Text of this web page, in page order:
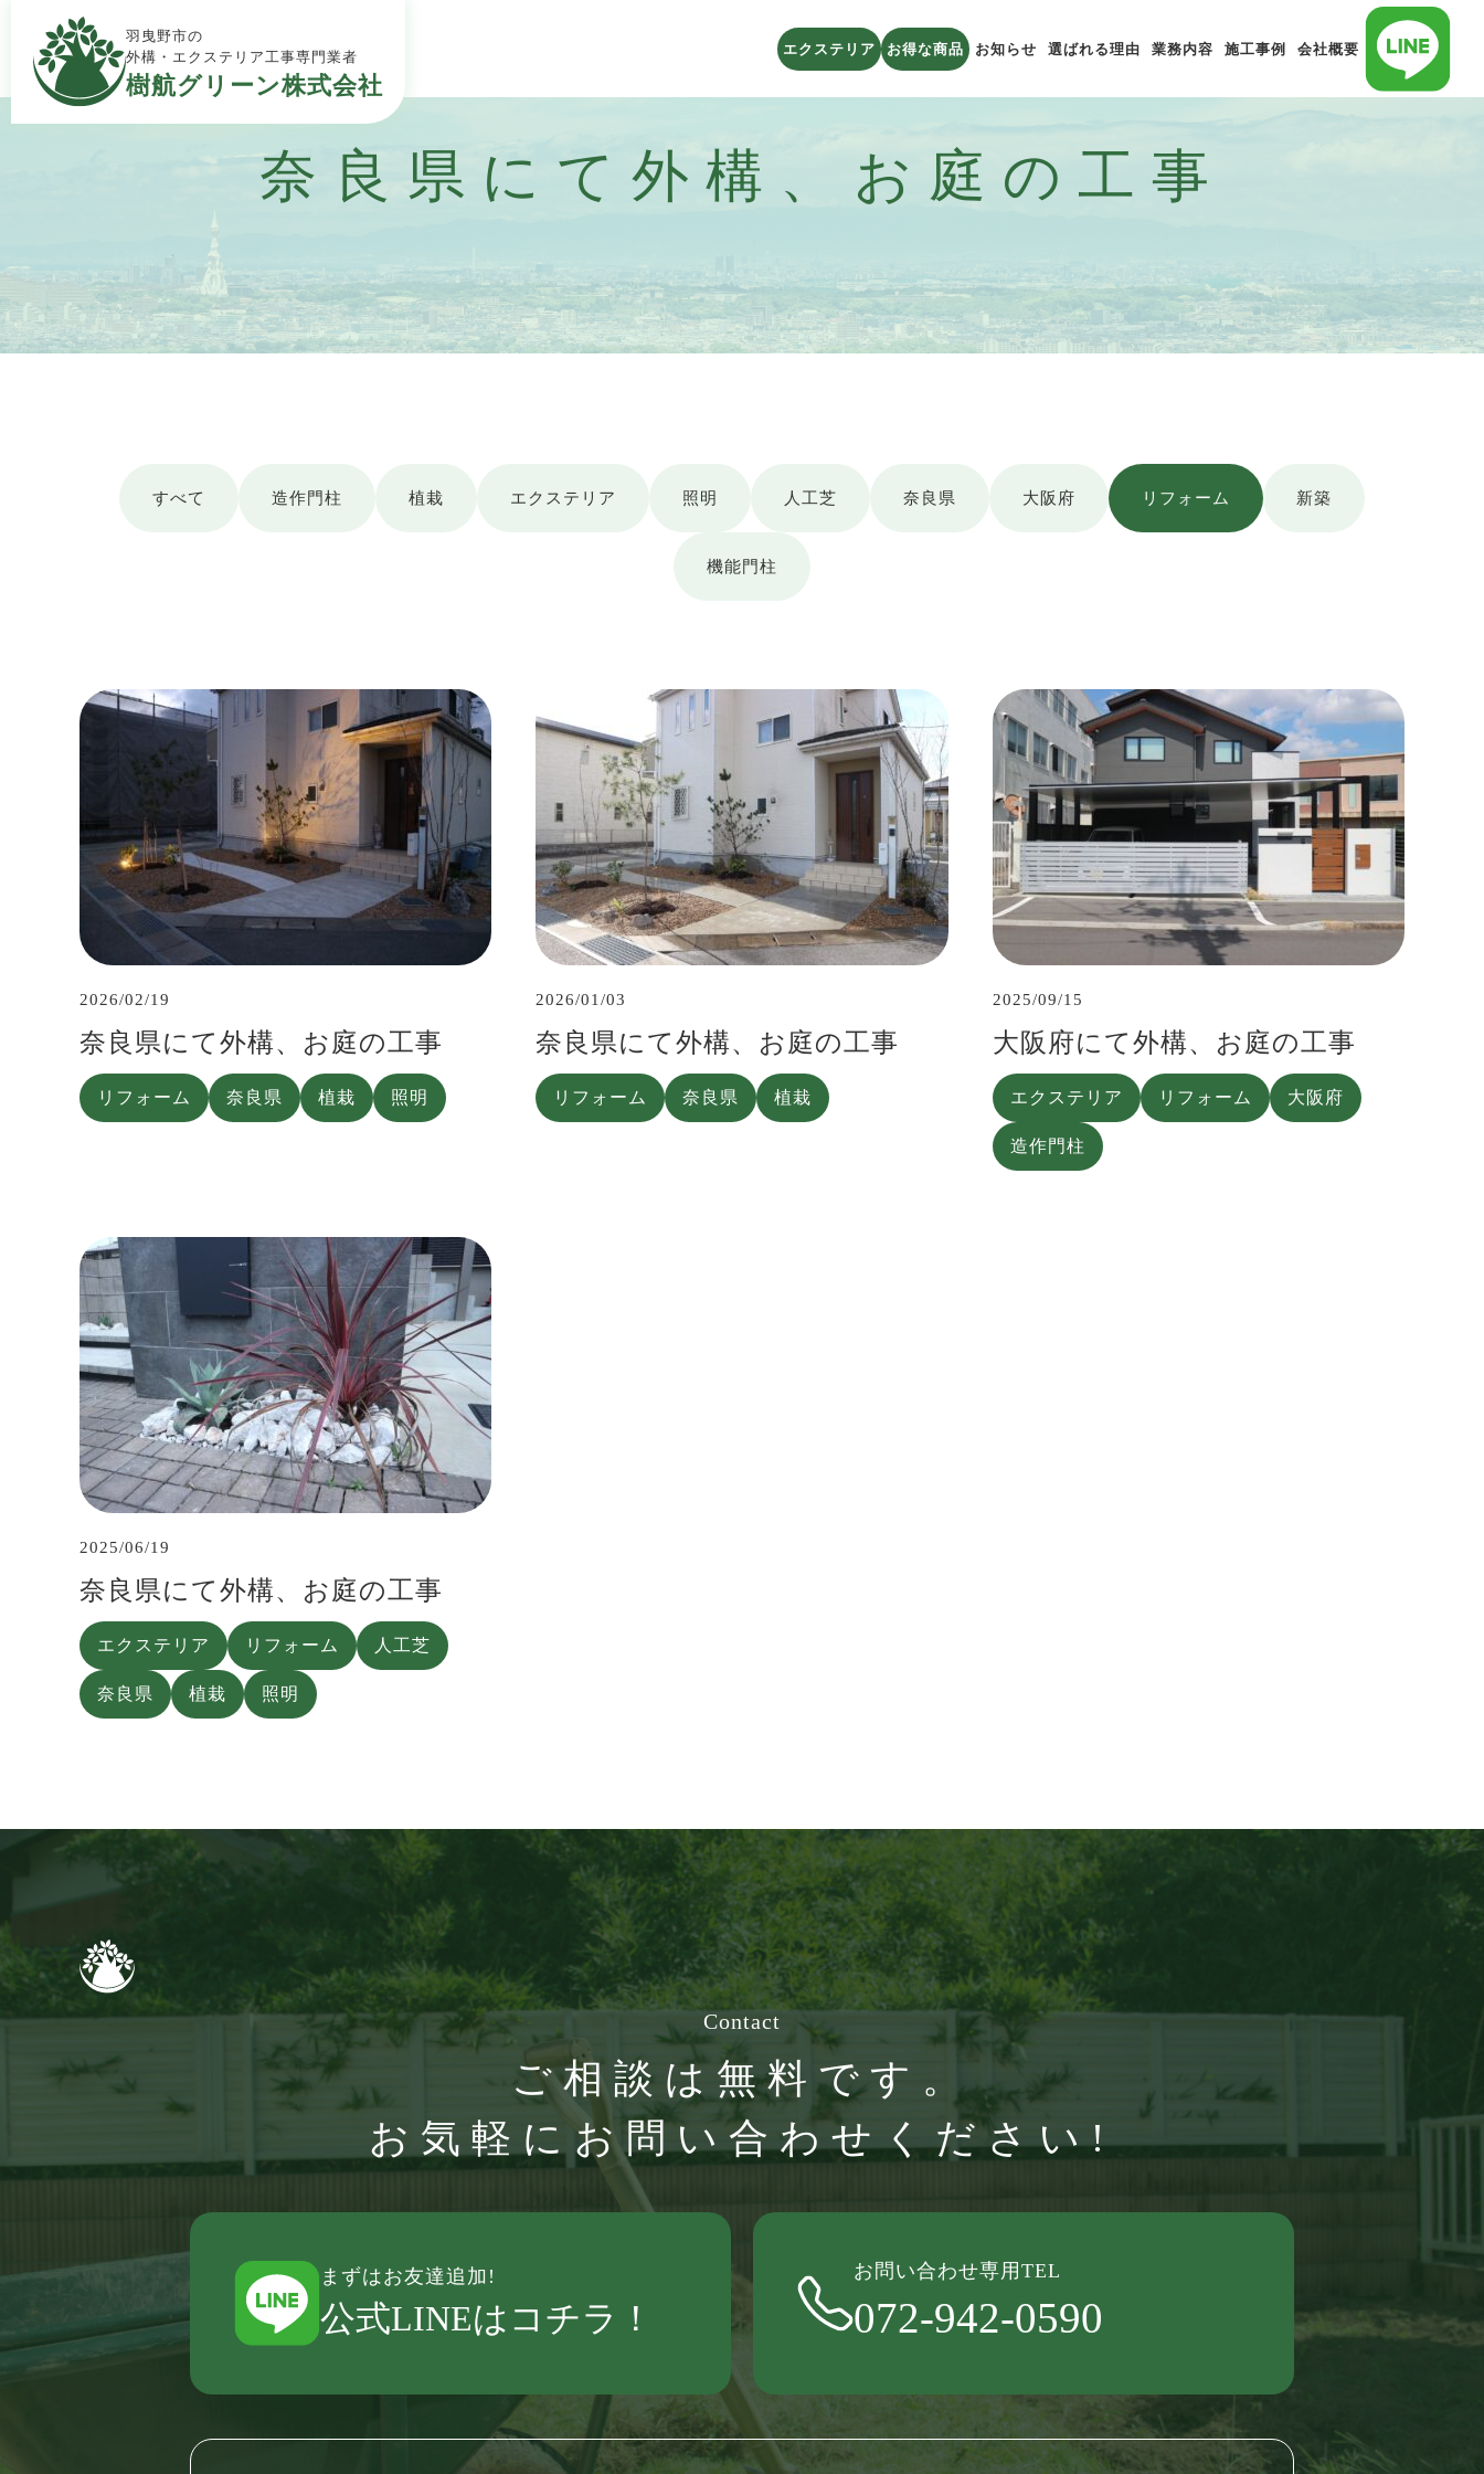
羽曳野市の
外構・エクステリア工事専門業者
樹航グリーン株式会社
エクステリア お得な商品 お知らせ 選ばれる理由 業務内容 施工事例 会社概要
奈良県にて外構、お庭の工事
すべて 造作門柱 植栽 エクステリア 照明 人工芝 奈良県 大阪府 リフォーム 新築
機能門柱
2026/02/19
奈良県にて外構、お庭の工事
リフォーム 奈良県 植栽 照明
2026/01/03
奈良県にて外構、お庭の工事
リフォーム 奈良県 植栽
2025/09/15
大阪府にて外構、お庭の工事
エクステリア リフォーム 大阪府
造作門柱
2025/06/19
奈良県にて外構、お庭の工事
エクステリア リフォーム 人工芝
奈良県 植栽 照明
Contact
ご相談は無料です。
お気軽にお問い合わせください!
まずはお友達追加!
公式LINEはコチラ！
お問い合わせ専用TEL
072-942-0590